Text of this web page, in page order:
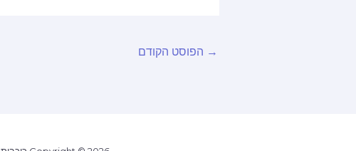
→ הפוסט הקודם